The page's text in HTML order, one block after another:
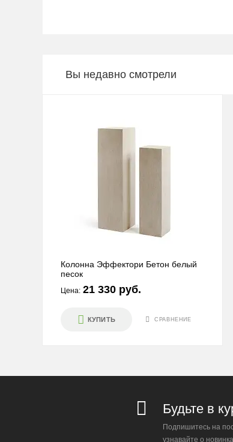
Вы недавно смотрели
Колонна Эффектори Бетон белый
песок
Цена: 21 330 руб.
КУПИТЬ СРАВНЕНИЕ
Будьте в
Подпишитесь на
узнавайте о